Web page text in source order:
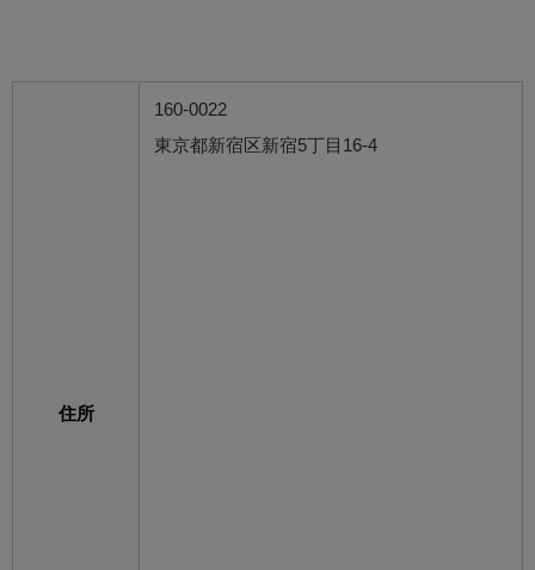
住所
160-0022
東京都新宿区新宿5丁目16-4